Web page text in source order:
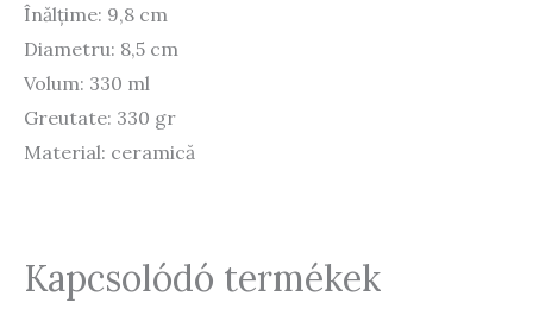
Înălțime: 9,8 cm
Diametru: 8,5 cm
Volum: 330 ml
Greutate: 330 gr
Material: ceramică
Kapcsolódó termékek